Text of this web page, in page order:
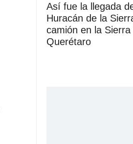
Así fue la llegada
Huracán de la
camión en la
Querétaro